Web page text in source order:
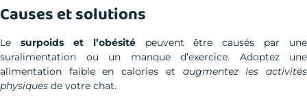
Causes et solutions
Le surpoids et l’obésitépeuvent être causés par une
suralimentation ou un manque d’exercice. Adoptez une
alimentation faible en calories et augmentez les activités
physiques de votre chat.